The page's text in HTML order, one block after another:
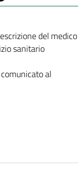
del medico
sanitario
al